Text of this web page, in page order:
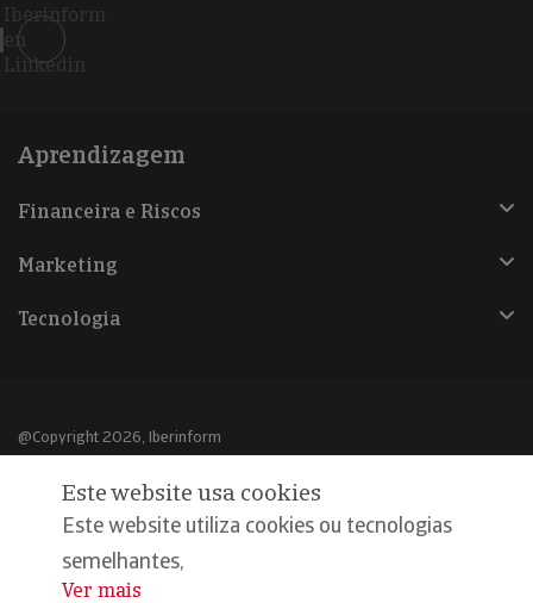
Iberinform
en
Linkedin
Aprendizagem
Financeira e Riscos
Marketing
Tecnologia
@Copyright 2026, Iberinform
Aviso legal
Política de cookies
Declaração de privacidade
Este website usa cookies
Este website utiliza cookies ou tecnologias
semelhantes,
...
Ver mais